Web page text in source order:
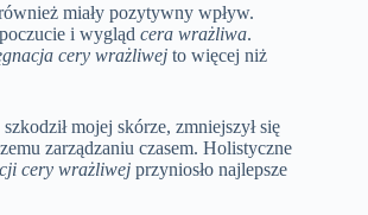
miały pozytywny wpływ.
i wygląd cera wrażliwa.
cery wrażliwej to więcej niż
mojej skórze, zmniejszył się
zarządzaniu czasem. Holistyczne
cery wrażliwej przyniosło najlepsze